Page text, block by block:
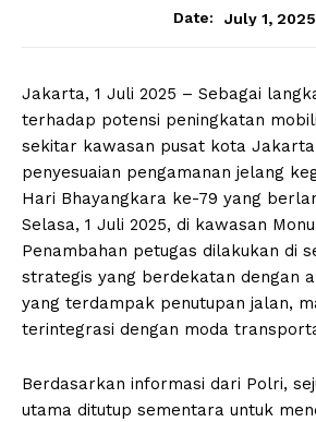
Date:
July 1, 2025
Jakarta, 1 Juli 2025 – Sebagai
terhadap potensi peningkatan
sekitar kawasan pusat kota
penyesuaian pengamanan jelang
Hari Bhayangkara ke-79 yang
Selasa, 1 Juli 2025, di kawasan
Penambahan petugas dilakukan di
strategis yang berdekatan dengan
yang terdampak penutupan jalan,
terintegrasi dengan moda
Berdasarkan informasi dari Polri,
utama ditutup sementara untuk